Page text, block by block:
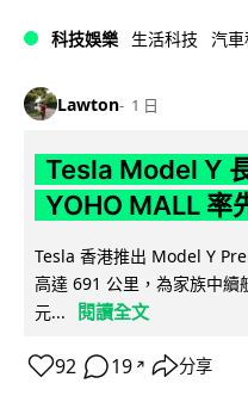
科技娛樂 生活科技 汽車
Lawton 1 日
Tesla Model Y
YOHO MALL 率
Tesla 香港推出 Model Y
高達 691 公里，為家族中續
元...
閱讀全文
92 19 ↗ 分享